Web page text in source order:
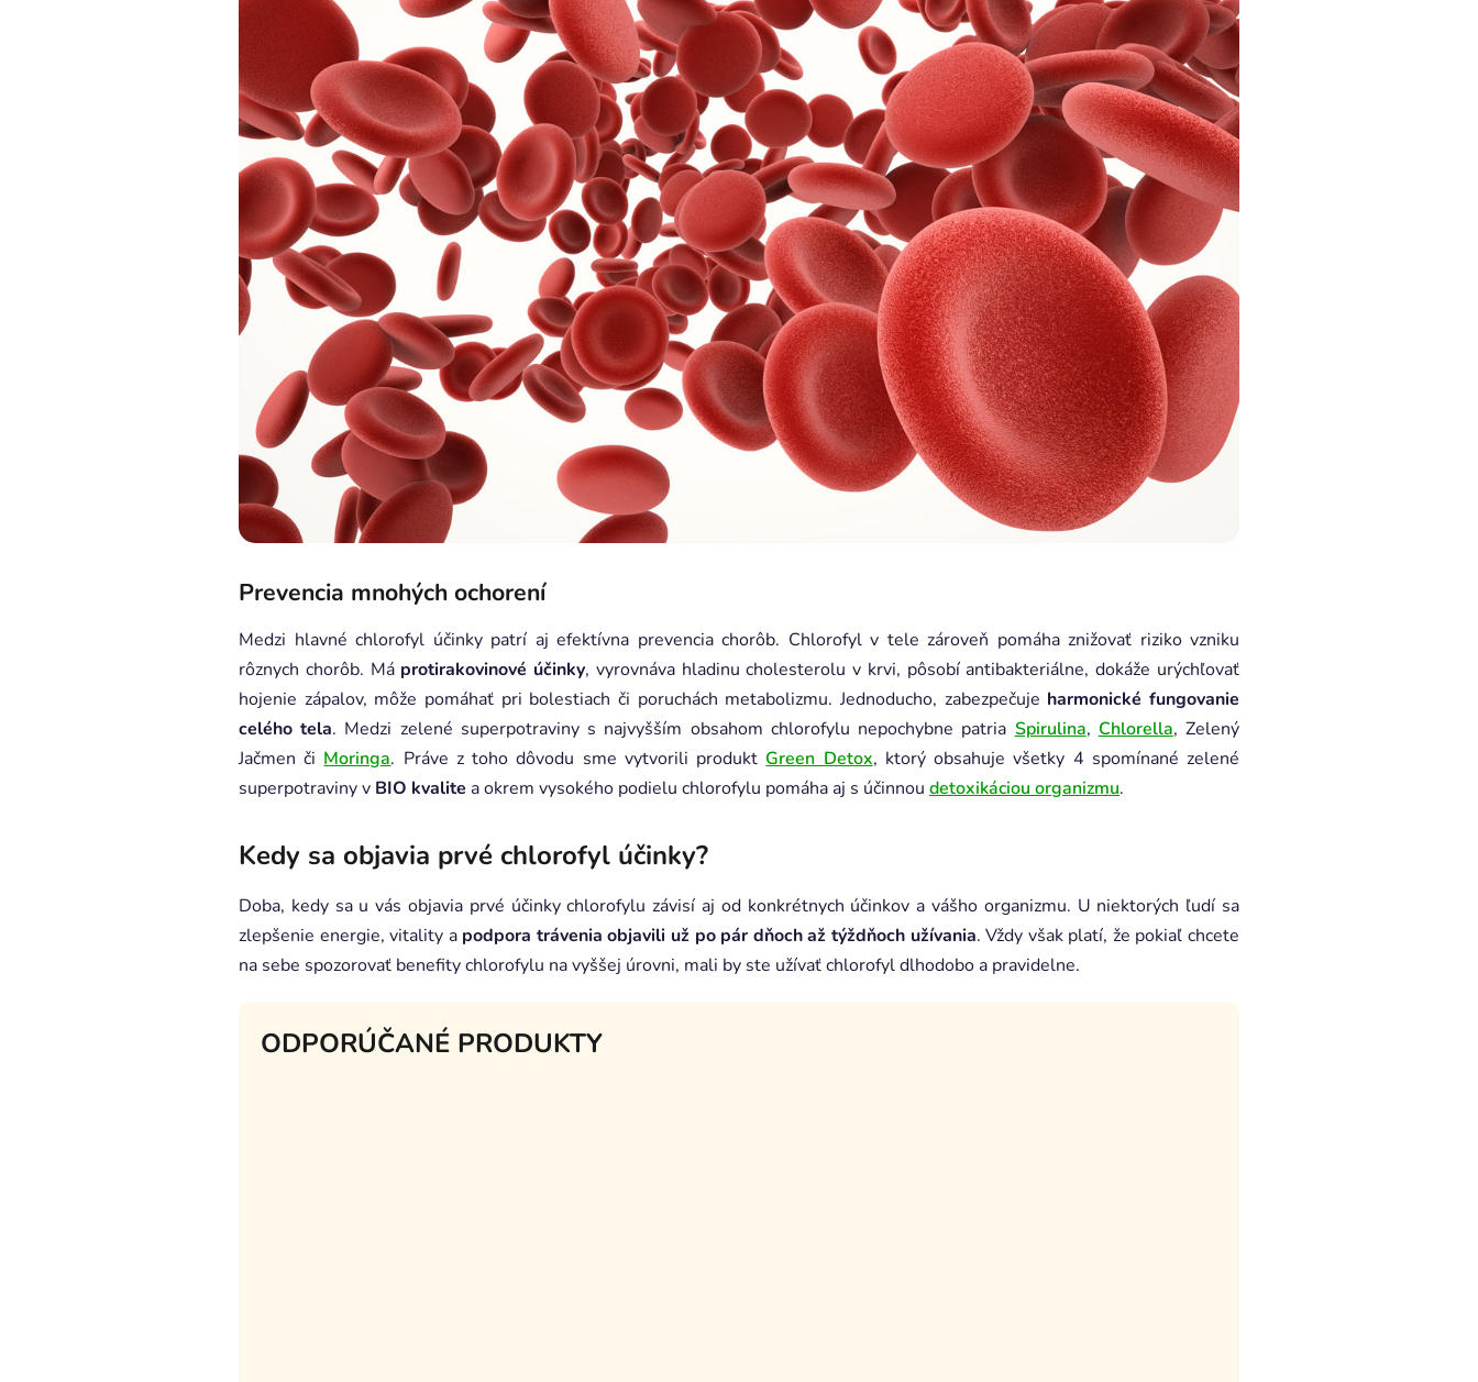
Prevencia mnohých ochorení
Medzi hlavné chlorofyl účinky patrí aj efektívna prevencia chorôb. Chlorofyl v tele zároveň pomáha znižovať riziko vzniku
rôznych chorôb. Má protirakovinové účinky, vyrovnáva hladinu cholesterolu v krvi, pôsobí antibakteriálne, dokáže urýchľovať
hojenie zápalov, môže pomáhať pri bolestiach či poruchách metabolizmu. Jednoducho, zabezpečuje harmonické fungovanie
celého tela. Medzi zelené superpotraviny s najvyšším obsahom chlorofylu nepochybne patria Spirulina, Chlorella, Zelený
Jačmen či Moringa. Práve z toho dôvodu sme vytvorili produkt Green Detox, ktorý obsahuje všetky 4 spomínané zelené
superpotraviny v BIO kvalite a okrem vysokého podielu chlorofylu pomáha aj s účinnou detoxikáciou organizmu.
Kedy sa objavia prvé chlorofyl účinky?
Doba, kedy sa u vás objavia prvé účinky chlorofylu závisí aj od konkrétnych účinkov a vášho organizmu. U niektorých ľudí sa
zlepšenie energie, vitality a podpora trávenia objavili už po pár dňoch až týždňoch užívania. Vždy však platí, že pokiaľ chcete
na sebe spozorovať benefity chlorofylu na vyššej úrovni, mali by ste užívať chlorofyl dlhodobo a pravidelne.
ODPORÚČANÉ PRODUKTY